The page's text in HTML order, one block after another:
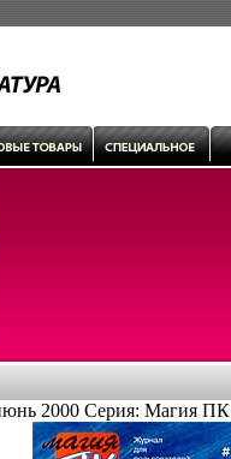
2000 Серия: Магия ПК